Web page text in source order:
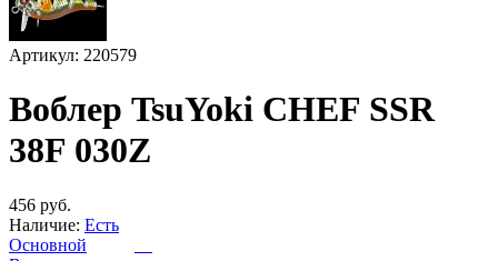
Артикул: 220579
Воблер TsuYoki CHEF SSR
38F 030Z
456 руб.
Наличие: Есть
Основной